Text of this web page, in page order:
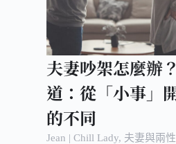
夫妻吵架怎麼辦
道：從「小事」
的不同
Jean | Chill Lady, 夫妻與兩